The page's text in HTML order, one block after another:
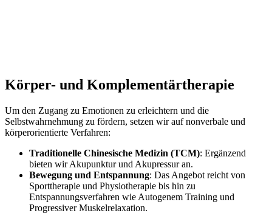
Körper- und Komplementärtherapie
Um den Zugang zu Emotionen zu erleichtern und die
Selbstwahrnehmung zu fördern, setzen wir auf nonverbale und
körperorientierte Verfahren:
Traditionelle Chinesische Medizin (TCM): Ergänzend
bieten wir Akupunktur und Akupressur an.
Bewegung und Entspannung: Das Angebot reicht von
Sporttherapie und Physiotherapie bis hin zu
Entspannungsverfahren wie Autogenem Training und
Progressiver Muskelrelaxation.